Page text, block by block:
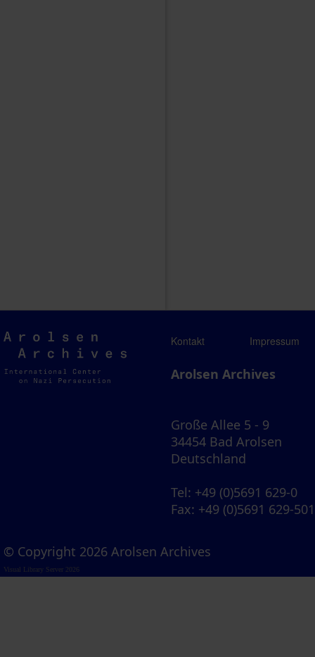
Arolsen
Archives
Kontakt Impressum
Arolsen Archives
Große Allee 5 - 9
34454 Bad Arolsen
Deutschland
Tel: +49 (0)5691 629-0
Fax: +49 (0)5691 629-501
© Copyright 2026 Arolsen Archives
Visual Library Server 2026